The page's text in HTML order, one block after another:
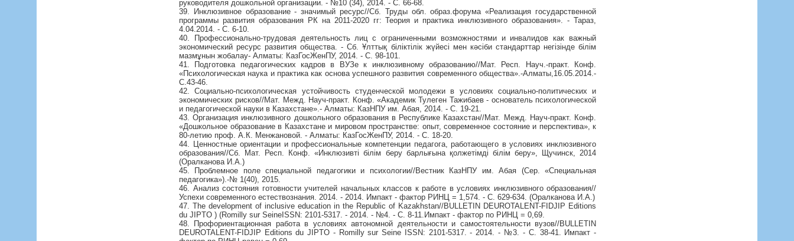
руководителя дошкольной организации. - №10 (34), 2014. - С. 66-68.
39. Инклюзивное образование - значимый ресурс//Сб. Труды обл. образ.форума «Реализация государственной
программы развития образования РК на 2011-2020 гг: Теория и практика инклюзивного образования». - Тараз,
4.04.2014. - С. 6-10.
40. Профессионально-трудовая деятельность лиц с ограниченными возможностями и инвалидов как важный
экономический ресурс развития общества. - Сб. Ұлттық біліктілік жүйесі мен кәсіби стандарттар негізінде білім
мазмұнын жобалау- Алматы: КазГосЖенПУ, 2014. - С. 98-101.
41. Подготовка педагогических кадров в ВУЗе к инклюзивному образованию//Мат. Респ. Науч.-практ. Конф.
«Психологическая наука и практика как основа успешного развития современного общества».-Алматы,16.05.2014.-
С.43-46.
42. Социально-психологическая устойчивость студенческой молодежи в условиях социально-политических и
экономических рисков//Мат. Межд. Науч-практ. Конф. «Академик Тулеген Тажибаев - основатель психологической
и педагогической науки в Казахстане».- Алматы: КазНПУ им. Абая, 2014. - С. 19-21.
43. Организация инклюзивного дошкольного образования в Республике Казахстан//Мат. Межд. Науч-практ. Конф.
«Дошкольное образование в Казахстане и мировом пространстве: опыт, современное состояние и перспектива», к
80-летию проф. А.К. Менжановой. - Алматы: КазГосЖенПУ, 2014. - С. 18-20.
44. Ценностные ориентации и профессиональные компетенции педагога, работающего в условиях инклюзивного
образования//Сб. Мат. Респ. Конф. «Инклюзивті білім беру барлығына қолжетімді білім беру», Щучинск, 2014
(Оралканова И.А.)
45. Проблемное поле специальной педагогики и психологии//Вестник КазНПУ им. Абая (Сер. «Специальная
педагогика»).-№ 1(40), 2015.
46. Анализ состояния готовности учителей начальных классов к работе в условиях инклюзивного образования//
Успехи современного естествознания. 2014. - 2014. Импакт - фактор РИНЦ = 1,574. - С. 629-634. (Оралканова И.А.)
47. The development of inclusive education in the Republic of Kazakhstan//BULLETIN DEUROTALENT-FIDJIP Editions
du JIPTO ) (Romilly sur SeineISSN: 2101-5317. - 2014. - №4. - С. 8-11.Импакт - фактор по РИНЦ = 0,69.
48. Профориентационная работа в условиях автономной деятельности и самостоятельности вузов//BULLETIN
DEUROTALENT-FIDJIP Editions du JIPTO - Romilly sur Seine ISSN: 2101-5317. - 2014. - №3. - С. 38-41. Импакт -